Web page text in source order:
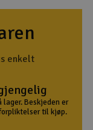
enkelt
lager. Beskjeden er
til kjøp.